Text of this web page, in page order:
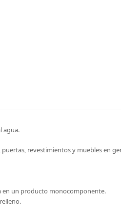
agua.
revestimientos y muebles en
en un producto monocomponente.